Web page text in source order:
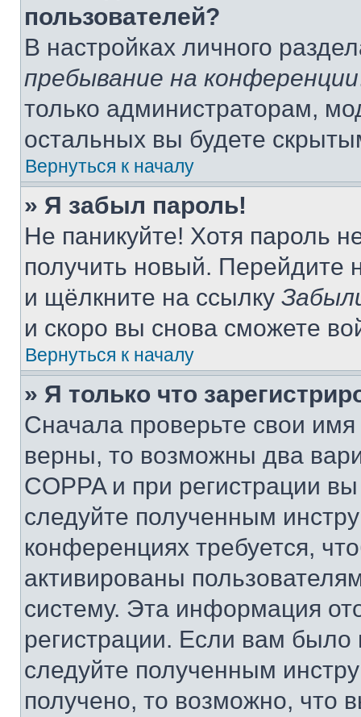
пользователей?
В настройках личного
пребывание на конференции
только администраторам,
остальных вы будете
Вернуться к началу
» Я забыл пароль!
Не паникуйте! Хотя пароль
получить новый. Перейдите
и щёлкните на ссылку
и скоро вы снова сможете
Вернуться к началу
» Я только что
Сначала проверьте свои
верны, то возможны два
COPPA и при регистрации
следуйте полученным
конференциях требуется,
активированы
систему. Эта информация
регистрации. Если вам
следуйте полученным
получено, то возможно, что